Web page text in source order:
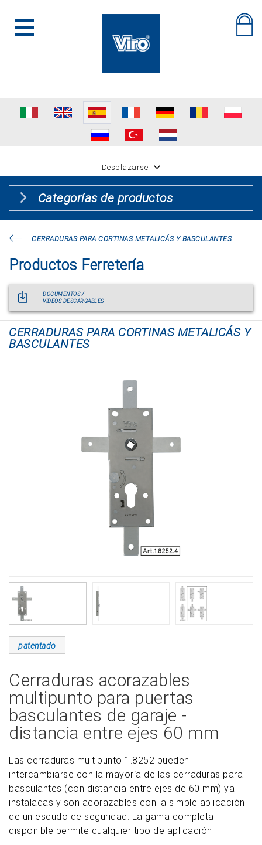
Desplazarse
Categorías de productos
CERRADURAS PARA CORTINAS METALICÁS Y BASCULANTES
Productos Ferretería
DOCUMENTOS /
VIDEOS DESCARGABLES
CERRADURAS PARA CORTINAS METALICÁS Y
BASCULANTES
patentado
Cerraduras acorazables
multipunto para puertas
basculantes de garaje -
distancia entre ejes 60 mm
Las cerraduras multipunto 1.8252 pueden
intercambiarse con la mayoría de las cerraduras para
basculantes (con distancia entre ejes de 60 mm) ya
instaladas y son acorazables con la simple aplicación
de un escudo de seguridad. La gama completa
disponible permite cualquier tipo de aplicación.